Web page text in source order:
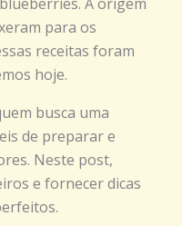
A origem
para os
receitas foram
hoje.
busca uma
de preparar e
Neste post,
e fornecer dicas